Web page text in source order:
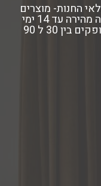
החנות- מוצרים
הקיימים במלאי מסופקים באספקה מהירה עד 14 ימי
עסקים, מוצרים שאינם במלאי מסופקים בין 30 ל 90